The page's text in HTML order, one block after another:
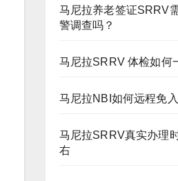
马尼拉养老签证SRRV
警调查吗？
马尼拉SRRV 体检如何
马尼拉NBI如何远程免
马尼拉SRRV真实办理
右